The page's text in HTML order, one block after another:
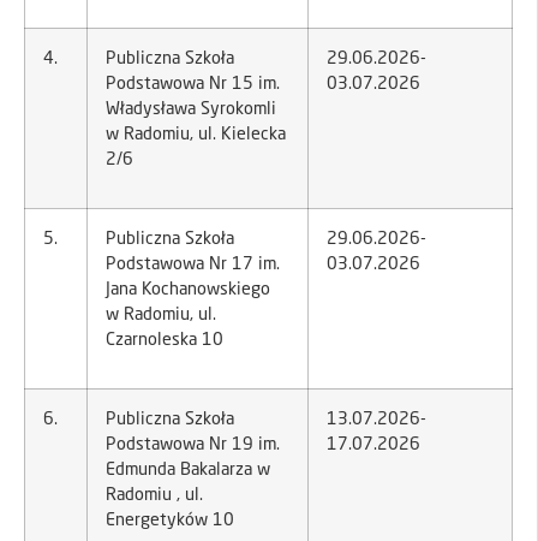
4.
Publiczna Szkoła
Podstawowa Nr 15 im.
Władysława Syrokomli
w Radomiu, ul. Kielecka
2/6
29.06.2026-
03.07.2026
5.
Publiczna Szkoła
Podstawowa Nr 17 im.
Jana Kochanowskiego
w Radomiu, ul.
Czarnoleska 10
29.06.2026-
03.07.2026
6.
Publiczna Szkoła
Podstawowa Nr 19 im.
Edmunda Bakalarza w
Radomiu , ul.
Energetyków 10
13.07.2026-
17.07.2026